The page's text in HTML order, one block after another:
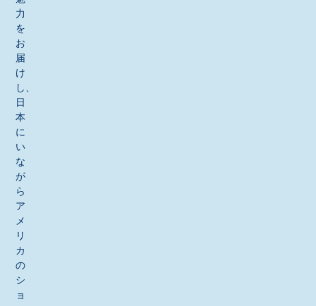
力
を
お
届
け
し、
日
本
に
い
な
が
ら
ア
メ
リ
カ
の
シ
ョ